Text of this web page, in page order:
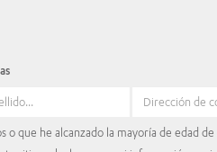
o que he alcanzado la mayoría de edad